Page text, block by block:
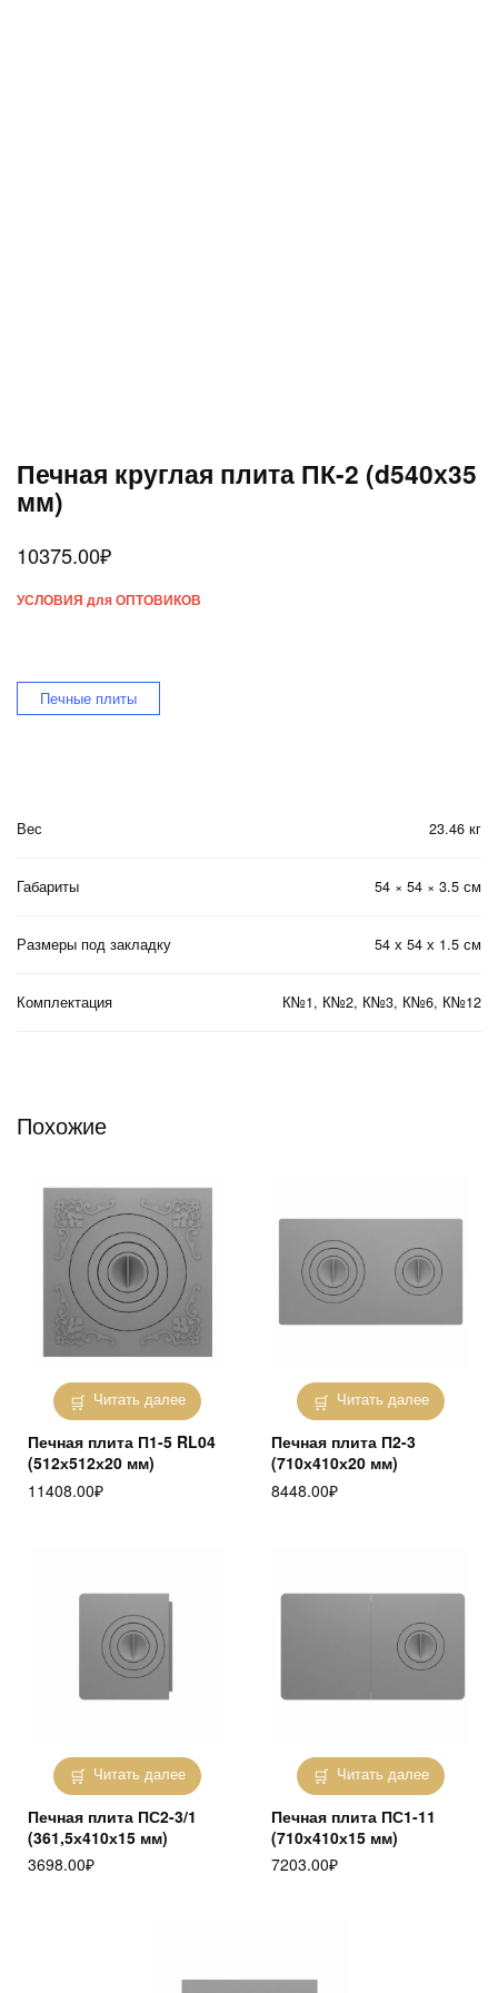
Печная круглая плита ПК-2 (d540х35
мм)
10375.00₽
УСЛОВИЯ для ОПТОВИКОВ
Печные плиты
Вес 23.46 кг
Габариты 54 × 54 × 3.5 см
Размеры под закладку 54 х 54 х 1.5 см
Комплектация К№1, К№2, К№3, К№6, К№12
Похожие
Читать далее
Печная плита П1-5 RL04
(512х512х20 мм)
11408.00₽
Читать далее
Печная плита П2-3
(710х410х20 мм)
8448.00₽
Читать далее
Печная плита ПС2-3/1
(361,5х410х15 мм)
3698.00₽
Читать далее
Печная плита ПС1-11
(710х410х15 мм)
7203.00₽